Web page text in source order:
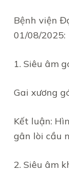
Bệnh viện
01/08/2025:
1. Siêu âm
Gai xương
Kết luận:
gân lòi cầu
2. Siêu âm